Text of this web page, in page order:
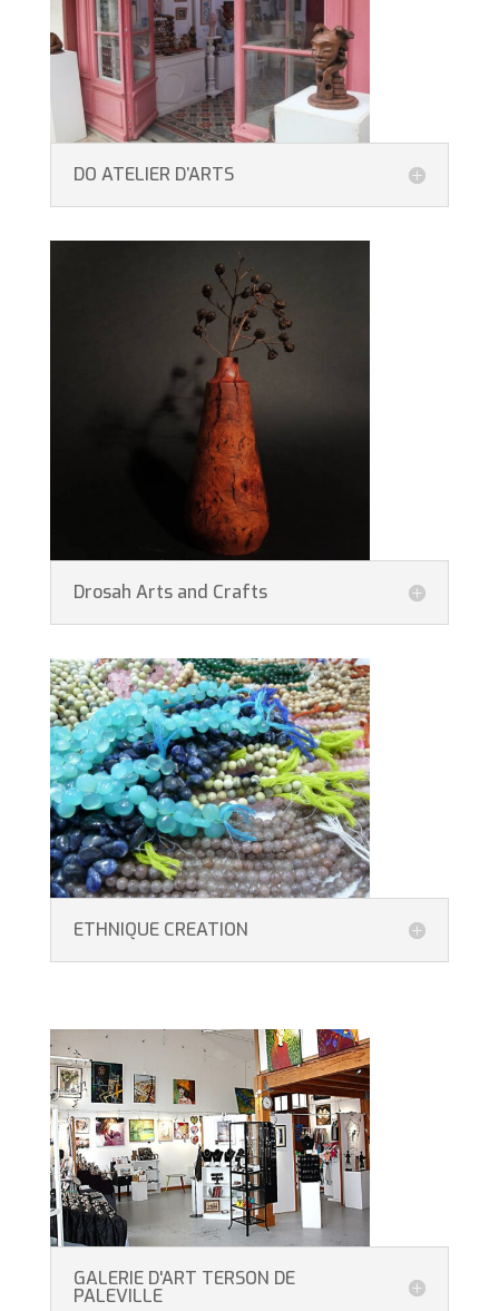
DO ATELIER D’ARTS
Drosah Arts and Crafts
ETHNIQUE CREATION
GALERIE D'ART TERSON DE
PALEVILLE